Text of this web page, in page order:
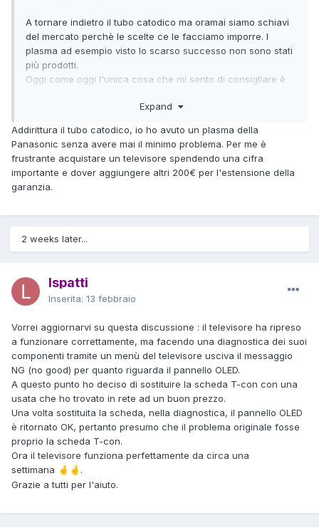
A tornare indietro il tubo catodico ma oramai siamo schiavi
del mercato perchè le scelte ce le facciamo imporre. I
plasma ad esempio visto lo scarso successo non sono stati
più prodotti.
Oggi come oggi l'unica cosa che mi sento di consigliare è
Expand
Addirittura il tubo catodico, io ho avuto un plasma della
Panasonic senza avere mai il minimo problema. Per me è
frustrante acquistare un televisore spendendo una cifra
importante e dover aggiungere altri 200€ per l'estensione della
garanzia.
2 weeks later...
lspatti
Inserita: 13 febbraio
Vorrei aggiornarvi su questa discussione : il televisore ha ripreso
a funzionare correttamente, ma facendo una diagnostica dei suoi
componenti tramite un menù del televisore usciva il messaggio
NG (no good) per quanto riguarda il pannello OLED.
A questo punto ho deciso di sostituire la scheda T-con con una
usata che ho trovato in rete ad un buon prezzo.
Una volta sostituita la scheda, nella diagnostica, il pannello OLED
è ritornato OK, pertanto presumo che il problema originale fosse
proprio la scheda T-con.
Ora il televisore funziona perfettamente da circa una
settimana 🤞 🤞 .
Grazie a tutti per l'aiuto.